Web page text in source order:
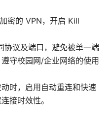
密的 VPN，开启 Kill
协议及端口，避免被单一端
守校园网/企业网络的使用
时，启用自动重连和快速
接时效性。